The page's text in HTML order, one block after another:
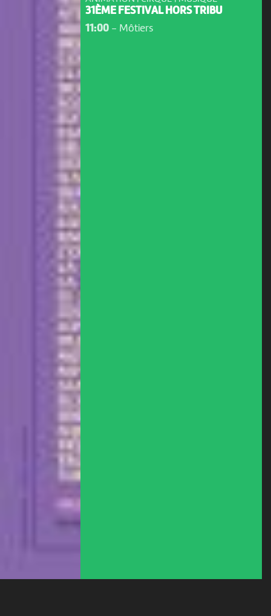
31ÈME FESTIVAL HORS TRIBU
11:00- Môtiers